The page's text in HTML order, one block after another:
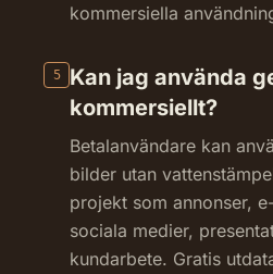
kommersiella
5
Kan jag använda
kommersiellt?
Betalanvändare kan
bilder utan
projekt som annonser,
sociala medier,
kundarbete. Gratis